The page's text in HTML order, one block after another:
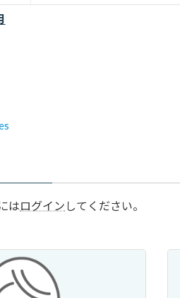
はログイン してください。